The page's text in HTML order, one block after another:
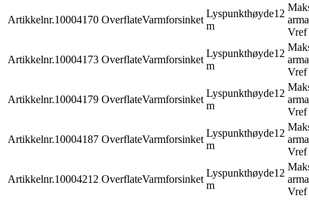
Artikkelnr.10004170 OverflateVarmforsinket
Lyspunkthøyde12
m
Vref
Artikkelnr.10004173 OverflateVarmforsinket
Lyspunkthøyde12
m
Vref
Artikkelnr.10004179 OverflateVarmforsinket
Lyspunkthøyde12
m
Vref
Artikkelnr.10004187 OverflateVarmforsinket
Lyspunkthøyde12
m
Vref
Artikkelnr.10004212 OverflateVarmforsinket
Lyspunkthøyde12
m
Vref